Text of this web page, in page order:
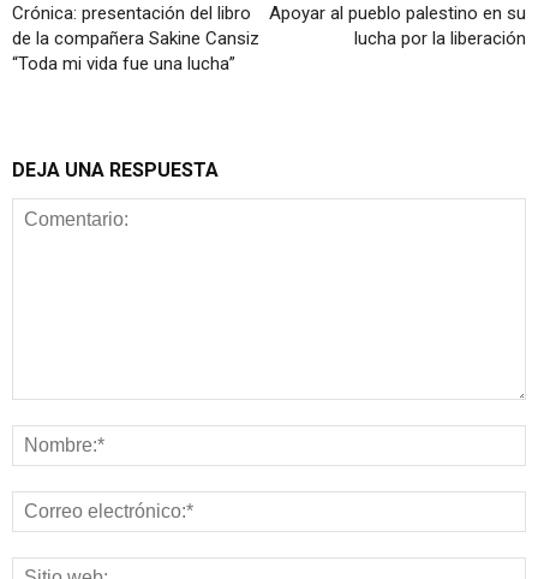
Crónica: presentación del libro
de la compañera Sakine Cansiz
“Toda mi vida fue una lucha”
Apoyar al pueblo palestino en su
lucha por la liberación
DEJA UNA RESPUESTA